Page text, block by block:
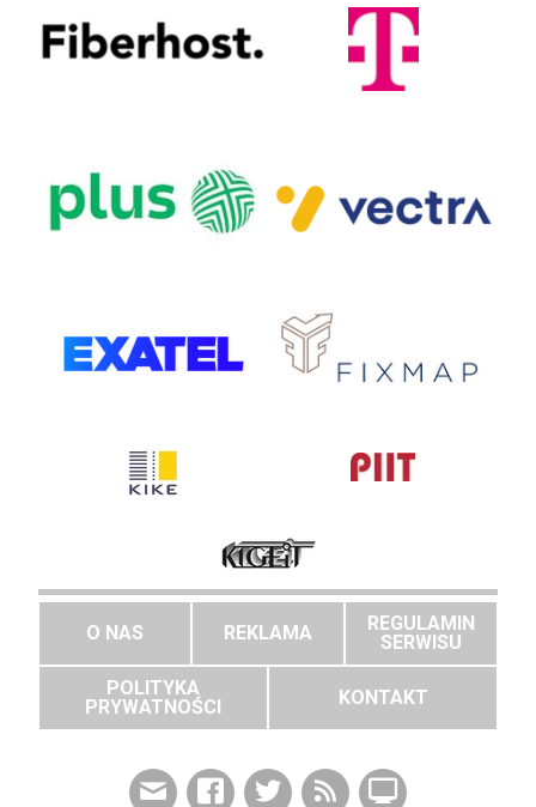
O NAS REKLAMA
REGULAMIN
SERWISU
POLITYKA
PRYWATNOŚCI
KONTAKT